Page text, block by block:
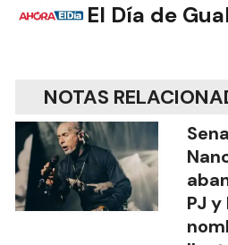
El Día de
NOTAS
PJ